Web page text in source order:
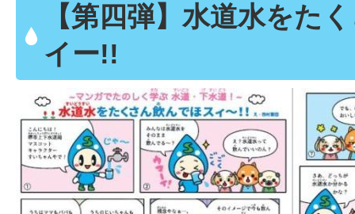
【第四弾】水道水をた
イー!!